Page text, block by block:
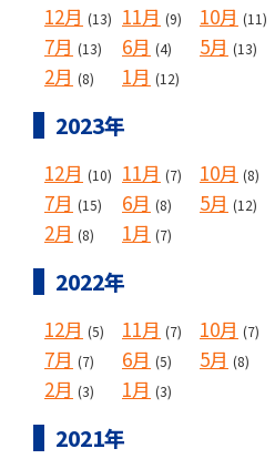
12月 (13) 11月 (9) 10月 (11)
7月 (13) 6月 (4) 5月 (13)
2月 (8) 1月 (12)
2023年
12月 (10) 11月 (7) 10月 (8)
7月 (15) 6月 (8) 5月 (12)
2月 (8) 1月 (7)
2022年
12月 (5) 11月 (7) 10月 (7)
7月 (7) 6月 (5) 5月 (8)
2月 (3) 1月 (3)
2021年